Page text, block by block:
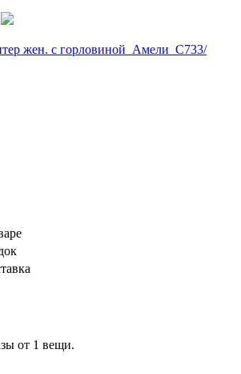
жен. с горловиной_Амели_С733/
от 1 вещи.